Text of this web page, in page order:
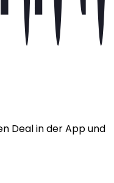
Deal in der App und